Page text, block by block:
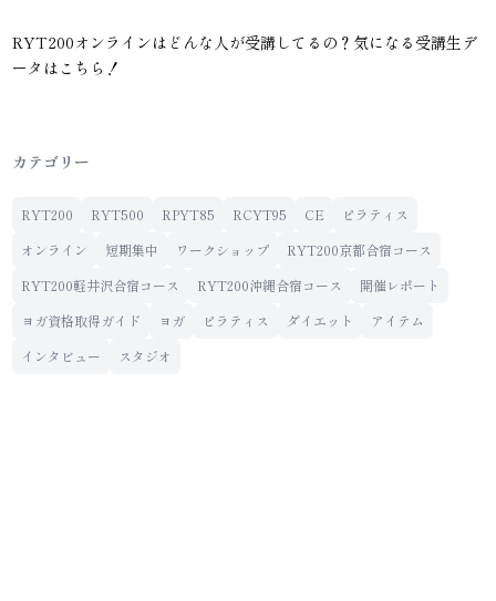
RYT200オンラインはどんな人が受講してるの？気になる受講生デ
ータはこちら！
カテゴリー
RYT200 RYT500 RPYT85 RCYT95 CE
ピラティス
オンライン
短期集中 ワークショップ
RYT200京都合宿コース
RYT200軽井沢合宿コース
RYT200沖縄合宿コース
開催レポート
ヨガ資格取得ガイド
ヨガ ピラティス ダイエット
アイテム
インタビュー
スタジオ